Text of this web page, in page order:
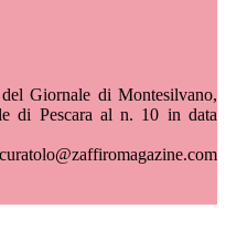
Giornale di Montesilvano,
di Pescara al n. 10 in data